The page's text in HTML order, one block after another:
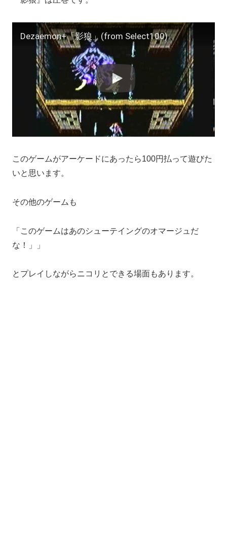
Dezaemon+「影狼」(from Select100)
このゲームがアーケードにあったら100円払って遊びた
いと思います。
その他のゲームも
「このゲームはあのシューテイングのオマージュだ
な！」」
とプレイしながらニコリとできる場面もあります。